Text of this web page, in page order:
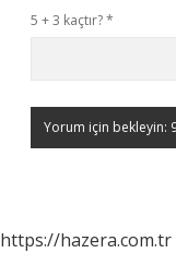
5 + 3 kaçtır?*
https://hazera.com.tr